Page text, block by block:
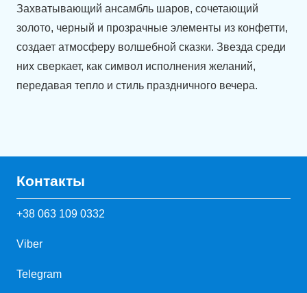
Захватывающий ансамбль шаров, сочетающий
золото, черный и прозрачные элементы из конфетти,
создает атмосферу волшебной сказки. Звезда среди
них сверкает, как символ исполнения желаний,
передавая тепло и стиль праздничного вечера.
Контакты
+38 063 109 0332
Viber
Telegram